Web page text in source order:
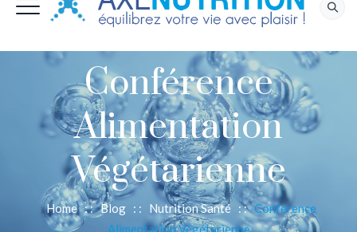
Conférence
Alimentation
Végétarienne
Home: :Blog: : Nutrition Santé : :Conférence
Alimentation Végétarienne